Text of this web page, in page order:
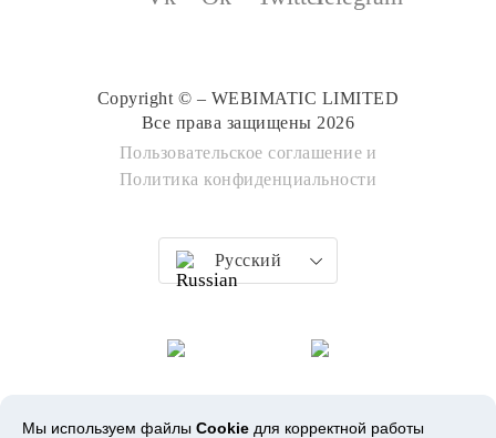
Copyright © – WEBIMATIC LIMITED
Все права защищены 2026
Пользовательское соглашение и
Политика конфиденциальности
Русский
Мы используем файлы Cookie для корректной работы